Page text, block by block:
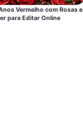
Vermelho com Rosas e
para Editar Online